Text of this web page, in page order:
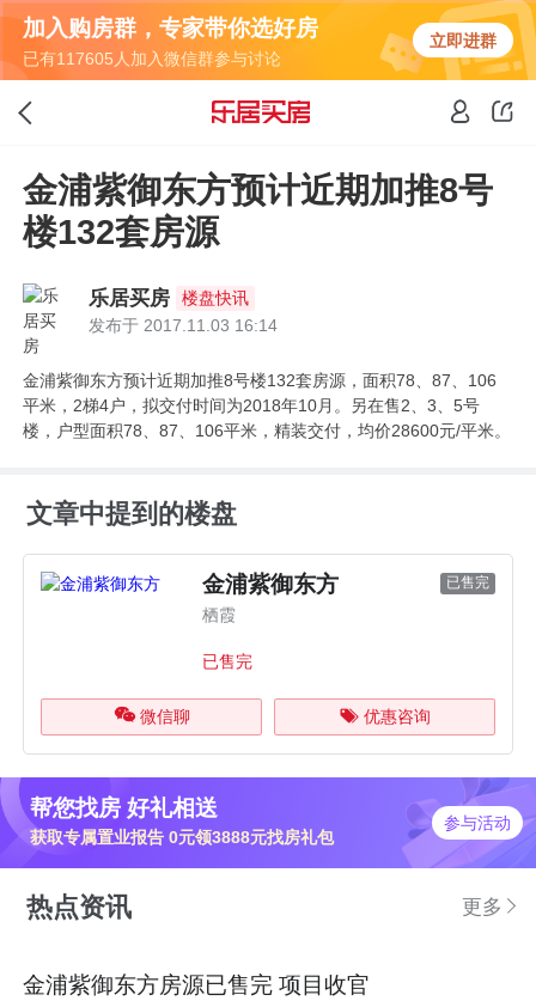
加入购房群，专家带你选好房
已有117605人加入微信群参与讨论
立即进群
金浦紫御东方预计近期加推8号
楼132套房源
乐居买房
楼盘快讯
发布于 2017.11.03 16:14
金浦紫御东方预计近期加推8号楼132套房源，面积78、87、106
平米，2梯4户，拟交付时间为2018年10月。另在售2、3、5号
楼，户型面积78、87、106平米，精装交付，均价28600元/平米。
文章中提到的楼盘
金浦紫御东方 已售完
栖霞
已售完
微信聊 优惠咨询
帮您找房 好礼相送
获取专属置业报告 0元领3888元找房礼包
参与活动
热点资讯 更多
金浦紫御东方房源已售完 项目收官